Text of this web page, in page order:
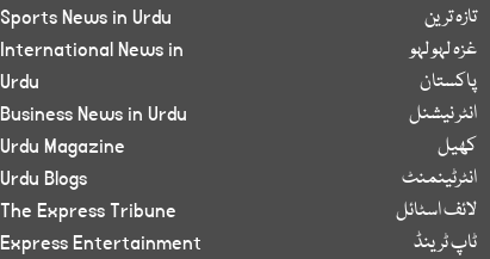
تازہ ترین
غزہ لہو لہو
پاکستان
انٹر نیشنل
کھیل
انٹرٹینمنٹ
لائف اسٹائل
ٹاپ ٹرینڈ
Sports News in Urdu
International News in
Urdu
Business News in Urdu
Urdu Magazine
Urdu Blogs
The Express Tribune
Express Entertainment